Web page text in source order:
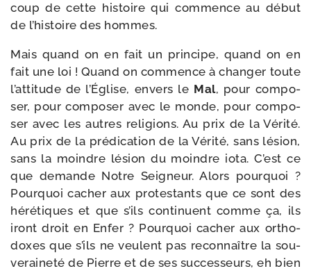
coup de cette his­toire qui com­mence au début
de l’histoire des hommes.
Mais quand on en fait un prin­cipe, quand on en
fait une loi ! Quand on com­mence à chan­ger toute
l’attitude de l’Église, envers le Mal, pour com­po­
ser, pour com­po­ser avec le monde, pour com­po­
ser avec les autres reli­gions. Au prix de la Vérité.
Au prix de la pré­di­ca­tion de la Vérité, sans lésion,
sans la moindre lésion du moindre iota. C’est ce
que demande Notre Seigneur. Alors pour­quoi ?
Pourquoi cacher aux pro­tes­tants que ce sont des
héré­tiques et que s’ils conti­nuent comme ça, ils
iront droit en Enfer ? Pourquoi cacher aux ortho­
doxes que s’ils ne veulent pas recon­naître la sou­
ve­rai­ne­té de Pierre et de ses suc­ces­seurs, eh bien